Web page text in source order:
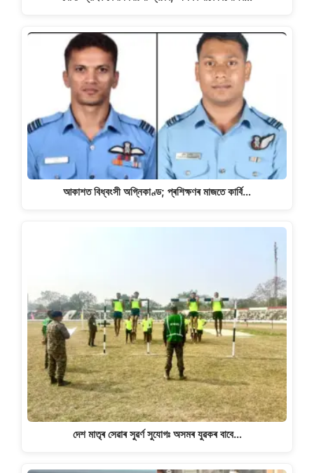
আকাশত বিধ্বংসী অগ্নিকাণ্ড; প্ৰশিক্ষণৰ মাজতে কাৰ্বি…
দেশ মাতৃৰ সেৱাৰ সুৱৰ্ণ সুযোগঃ অসমৰ যুৱকৰ বাবে…